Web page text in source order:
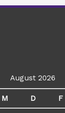
August 2026
M D F